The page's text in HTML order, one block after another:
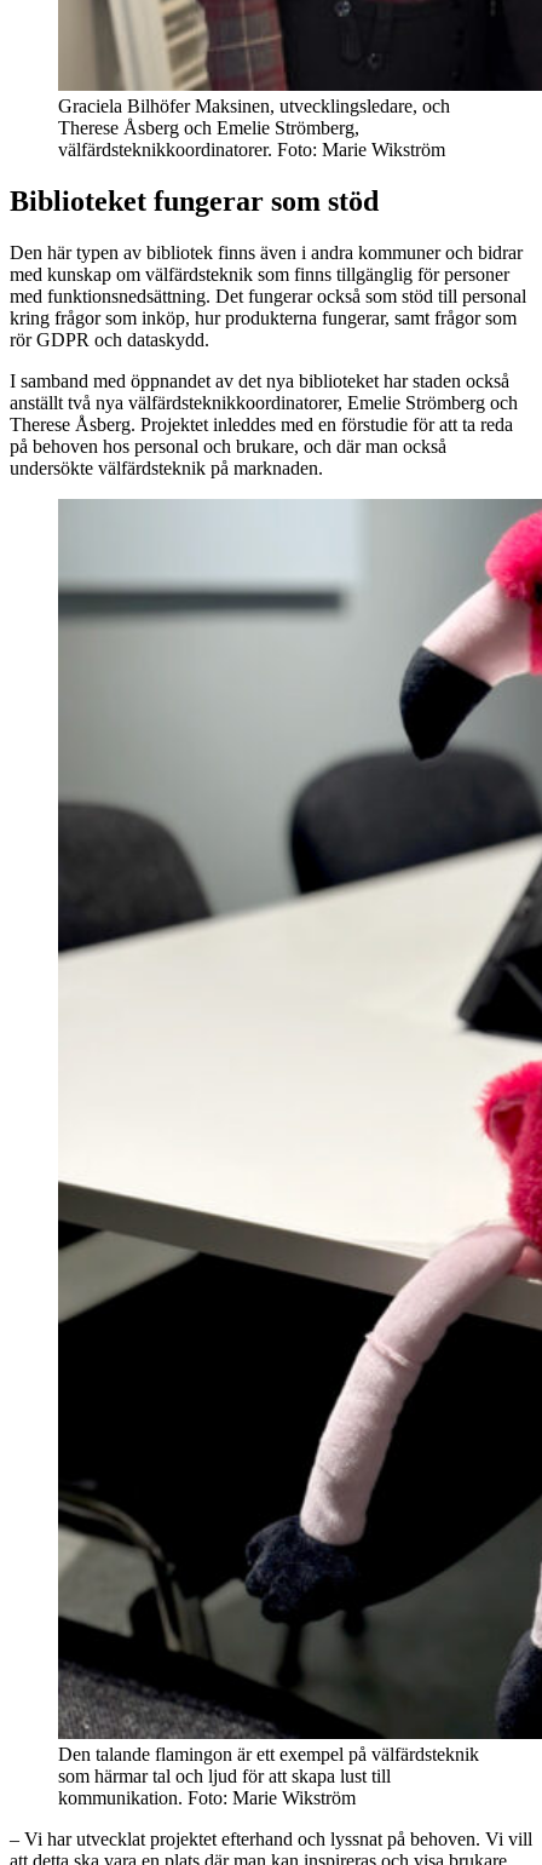
Graciela Bilhöfer Maksinen, utvecklingsledare, och
Therese Åsberg och Emelie Strömberg,
välfärdsteknikkoordinatorer. Foto: Marie Wikström
Biblioteket fungerar som stöd
Den här typen av bibliotek finns även i andra kommuner och bidrar
med kunskap om välfärdsteknik som finns tillgänglig för personer
med funktionsnedsättning. Det fungerar också som stöd till personal
kring frågor som inköp, hur produkterna fungerar, samt frågor som
rör GDPR och dataskydd.
I samband med öppnandet av det nya biblioteket har staden också
anställt två nya välfärdsteknikkoordinatorer, Emelie Strömberg och
Therese Åsberg. Projektet inleddes med en förstudie för att ta reda
på behoven hos personal och brukare, och där man också
undersökte välfärdsteknik på marknaden.
Den talande flamingon är ett exempel på välfärdsteknik
som härmar tal och ljud för att skapa lust till
kommunikation. Foto: Marie Wikström
– Vi har utvecklat projektet efterhand och lyssnat på behoven. Vi vill
att detta ska vara en plats där man kan inspireras och visa brukare